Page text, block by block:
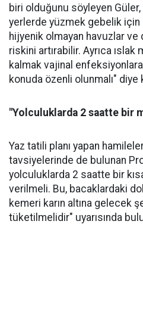
biri olduğunu söyleyen
yerlerde yüzmek gebelik için
hijyenik olmayan havuzlar
riskini artırabilir. Ayrıca ıslak
kalmak vajinal
konuda özenli olunmalı" diye
"Yolculuklarda 2 saatte bir
Yaz tatili planı yapan
tavsiyelerinde de bulunan
yolculuklarda 2 saatte bir
verilmeli. Bu, bacaklardaki
kemeri karın altına gelecek
tüketilmelidir" uyarısında